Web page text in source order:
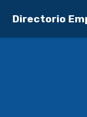
Directorio